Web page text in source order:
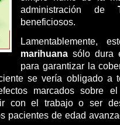
administración de
beneficiosos.
Lamentablemente,
marihuana sólo dura
para garantizar la
se vería obligado a
marcados sobre el
con el trabajo o ser
pacientes de edad